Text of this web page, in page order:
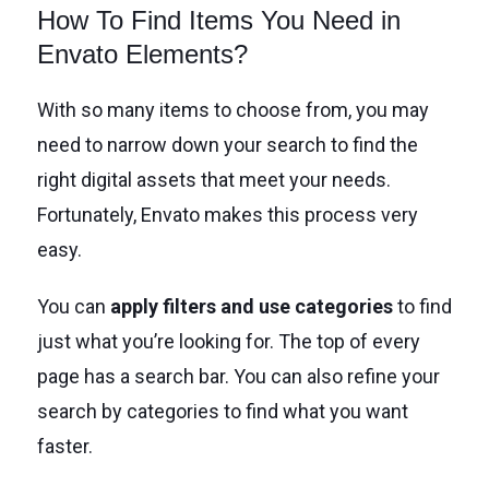
How To Find Items You Need in
Envato Elements?
With so many items to choose from, you may
need to narrow down your search to find the
right digital assets that meet your needs.
Fortunately, Envato makes this process very
easy.
You can apply filters and use categoriesto find
just what you’re looking for. The top of every
page has a search bar. You can also refine your
search by categories to find what you want
faster.